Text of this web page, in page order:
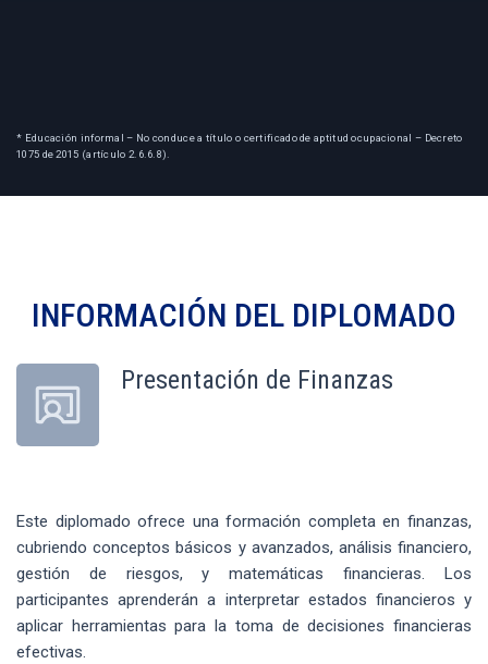
* Educación informal – No conduce a título o certificado de aptitud ocupacional – Decreto
1075 de 2015 (artículo 2.6.6.8).
INFORMACIÓN DEL DIPLOMADO
Presentación de Finanzas
Este diplomado ofrece una formación completa en finanzas,
cubriendo conceptos básicos y avanzados, análisis financiero,
gestión de riesgos, y matemáticas financieras. Los
participantes aprenderán a interpretar estados financieros y
aplicar herramientas para la toma de decisiones financieras
efectivas.